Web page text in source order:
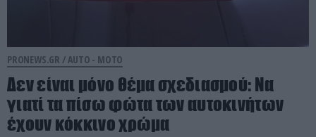
PRONEWS.GR /AUTO - MOTO
Δεν είναι μόνο θέμα σχεδιασμού: Να
γιατί τα πίσω φώτα των αυτοκινήτων
έχουν κόκκινο χρώμα